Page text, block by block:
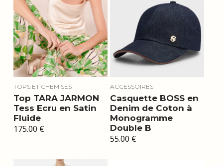
TOPS ET CHEMISES
Top TARA JARMON
Tess Ecru en Satin
Fluide
175.00 €
ACCESSOIRES
Casquette BOSS en
Denim de Coton à
Monogramme
Double B
55.00 €